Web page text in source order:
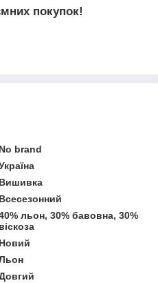
покупок!
No brand
Вишивка
Всесезонний
льон, 30% бавовна, 30%
віскоза
Новий